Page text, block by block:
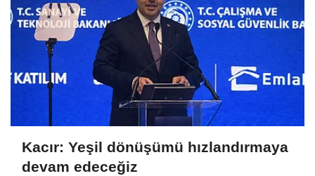
Kacır: Yeşil dönüşümü hızlandırmaya
devam edeceğiz